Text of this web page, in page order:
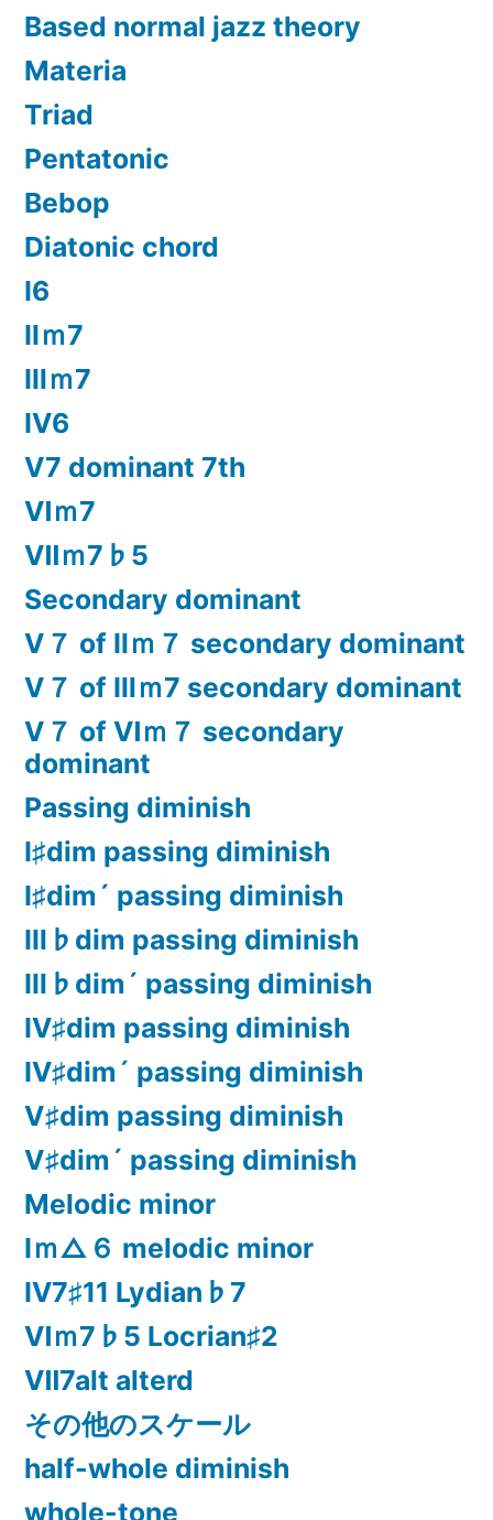
Based normal jazz theory
Materia
Triad
Pentatonic
Bebop
Diatonic chord
Ⅰ6
Ⅱｍ7
Ⅲｍ7
Ⅳ6
Ⅴ7 dominant 7th
Ⅵｍ7
Ⅶｍ7♭5
Secondary dominant
Ⅴ７ of Ⅱｍ７ secondary dominant
Ⅴ７ of Ⅲｍ7 secondary dominant
Ⅴ７ of Ⅵｍ７ secondary
dominant
Passing diminish
Ⅰ♯dim passing diminish
Ⅰ♯dim´ passing diminish
Ⅲ♭dim passing diminish
Ⅲ♭dim´ passing diminish
Ⅳ♯dim passing diminish
Ⅳ♯dim´ passing diminish
Ⅴ♯dim passing diminish
Ⅴ♯dim´ passing diminish
Melodic minor
Ⅰｍ△６ melodic minor
Ⅳ7♯11 Lydian♭7
Ⅵｍ7♭5 Locrian♯2
Ⅶ7alt alterd
その他のスケール
half-whole diminish
whole-tone